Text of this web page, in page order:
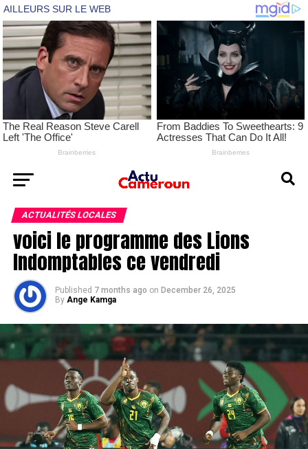
ACTUALITÉS LOCALES
voici le programme des Lions
Indomptables ce vendredi
Published 7 months ago on December 26, 2025
By Ange Kamga